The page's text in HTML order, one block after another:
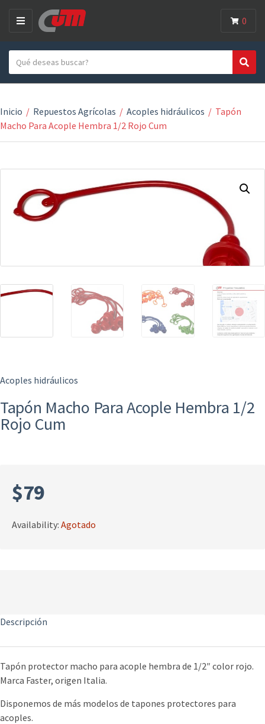
M
U
Search text
Search
0
Inicio / Repuestos Agrícolas / Acoples hidráulicos / Tapón
Macho Para Acople Hembra 1/2 Rojo Cum
Acoples hidráulicos
Tapón Macho Para Acople Hembra 1/2
Rojo Cum
$79
Availability: Agotado
Descripción
Tapón protector macho para acople hembra de 1/2″ color rojo.
Marca Faster, origen Italia.
Disponemos de más modelos de tapones protectores para
acoples.